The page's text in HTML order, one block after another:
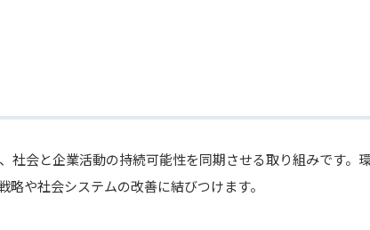
社会と企業活動の持続可能性を同期させる取り組みです。
や社会システムの改善に結びつけます。